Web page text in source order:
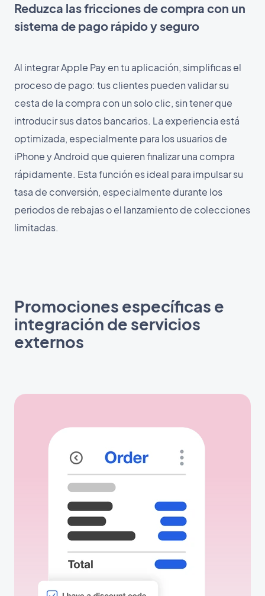
Reduzca las fricciones de compra con un
sistema de pago rápido y seguro
Al integrar Apple Pay en tu aplicación, simplificas el
proceso de pago: tus clientes pueden validar su
cesta de la compra con un solo clic, sin tener que
introducir sus datos bancarios. La experiencia está
optimizada, especialmente para los usuarios de
iPhone y Android que quieren finalizar una compra
rápidamente. Esta función es ideal para impulsar su
tasa de conversión, especialmente durante los
periodos de rebajas o el lanzamiento de colecciones
limitadas.
Promociones específicas e
integración de servicios
externos